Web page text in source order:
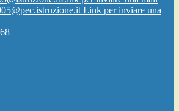
Link per inviare una